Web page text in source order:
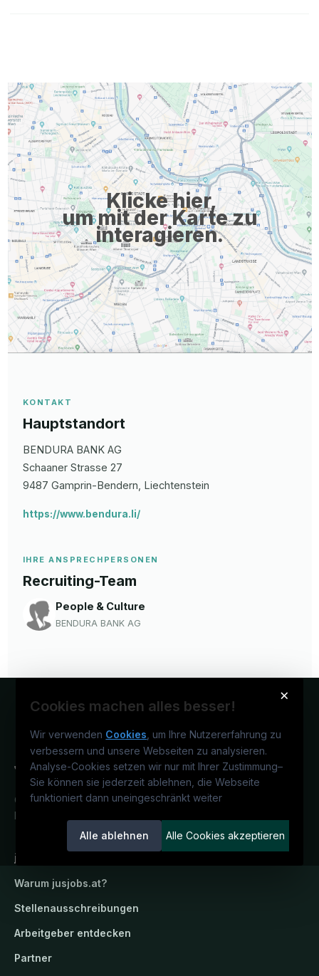
Klicke hier,
um mit der Karte zu
interagieren.
KONTAKT
Hauptstandort
BENDURA BANK AG
Schaaner Strasse 27
9487 Gamprin-Bendern , Liechtenstein
https://www.bendura.li/
IHRE ANSPRECHPERSONEN
Recruiting-Team
People & Culture
BENDURA BANK AG
×
Cookies machen alles besser!
Wir verwenden Cookies , um Ihre Nutzererfahrung zu
verbessern und unsere Webseiten zu analysieren.
Analyse-Cookies setzen wir nur mit Ihrer Zustimmung–
Sie können sie jederzeit ablehnen, die Webseite
funktioniert dann uneingeschränkt weiter
Alle ablehnen Alle Cookies akzeptieren
Österreichs juristisches Karriereportal.
Ein Service der candidatis GmbH.
jusjobs.at
Warum jusjobs.at?
Stellenausschreibungen
Arbeitgeber entdecken
Partner